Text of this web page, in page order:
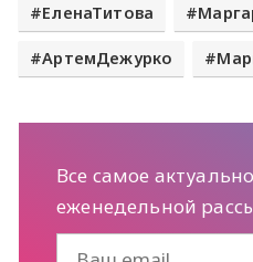
ЕленаТитова
АртемДежурко
Все самое
еженедельной